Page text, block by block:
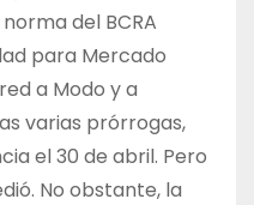
del BCRA
para Mercado
a Modo y a
varias prórrogas,
el 30 de abril. Pero
No obstante, la